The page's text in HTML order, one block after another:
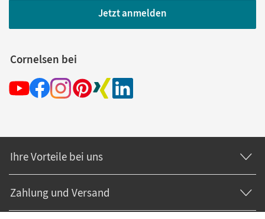
Jetzt anmelden
Cornelsen bei
Ihre Vorteile bei uns
Zahlung und Versand